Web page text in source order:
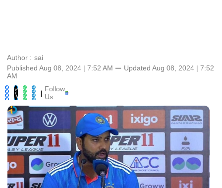
Author : sai
Published Aug 08, 2024 | 7:52 AM ⚊ Updated Aug 08, 2024 | 7:52
AM
| Follow
Us